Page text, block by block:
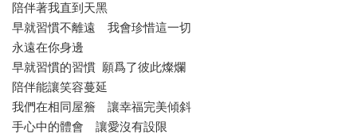
陪伴著我直到天黑
早就習慣不離遠 我會珍惜這一切
永遠在你身邊
早就習慣的習慣 願爲了彼此燦爛
陪伴能讓笑容蔓延
我們在相同屋簷 讓幸福完美傾斜
手心中的體會 讓愛沒有設限